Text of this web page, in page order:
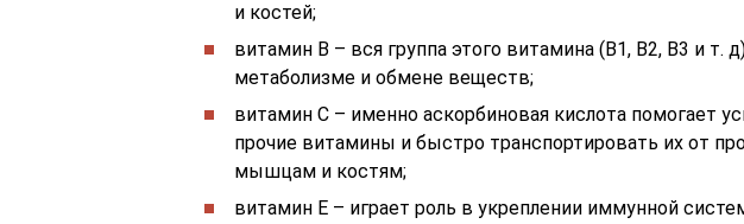
и костей;
витамин В – вся группа этого витамина (В1, В2, В3 и т.
метаболизме и обмене веществ;
витамин С – именно аскорбиновая кислота помогает
прочие витамины и быстро транспортировать их от
мышцам и костям;
витамин Е – играет роль в укреплении иммунной